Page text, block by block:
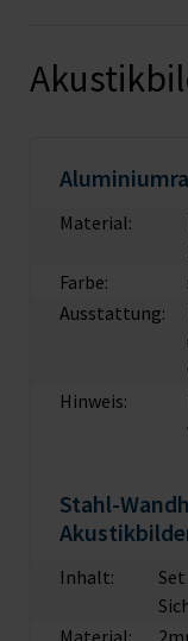
Material:
Farbe:
Ausstattung:
Hinweis:
Stahl-
Inhalt: